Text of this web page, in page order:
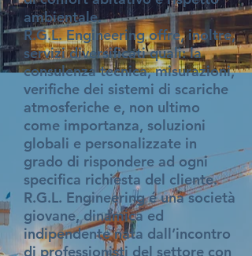
ambientale.
R.G.L. Engineering offre, inoltre,
servizi diversificati quali: la
consulenza tecnica, misurazioni,
verifiche dei sistemi di scariche
atmosferiche e, non ultimo
come importanza, soluzioni
globali e personalizzate in
grado di rispondere ad ogni
specifica richiesta del cliente.
R.G.L. Engineering é una società
giovane, dinamica ed
indipendente nata dall’incontro
di professionisti del settore con